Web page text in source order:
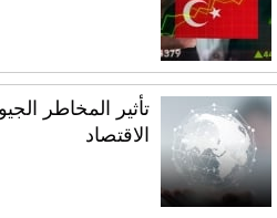
تأثير المخاطر
الاقتصاد